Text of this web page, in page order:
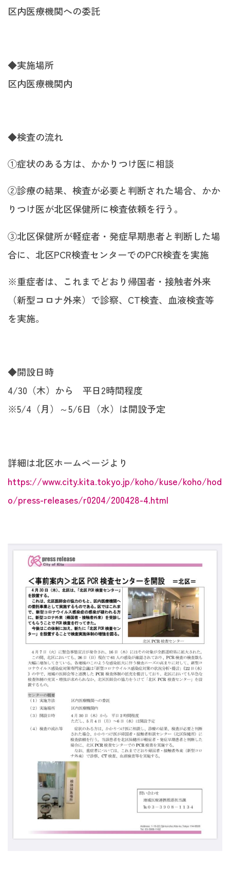
区内医療機関への委託
◆実施場所
区内医療機関内
◆検査の流れ
①症状のある方は、かかりつけ医に相談
②診療の結果、検査が必要と判断された場合、かか
りつけ医が北区保健所に検査依頼を行う。
③北区保健所が軽症者・発症早期患者と判断した場
合に、北区PCR検査センターでのPCR検査を実施
※重症者は、これまでどおり帰国者・接触者外来
（新型コロナ外来）で診察、CT検査、血液検査等
を実施。
◆開設日時
4/30（木）から 平日2時間程度
※5/4（月）～5/6日（水）は開設予定
詳細は北区ホームページより
https://www.city.kita.tokyo.jp/koho/kuse/koho/hod
o/press-releases/r0204/200428-4.html